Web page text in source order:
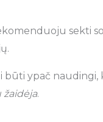
sekti
ypač naudingi,
žaidėja.